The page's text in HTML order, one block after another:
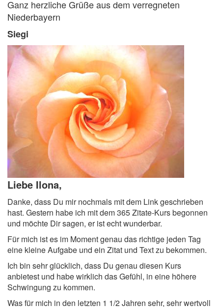
Ganz herzliche Grüße aus dem verregneten
Niederbayern
Siegi
Liebe Ilona,
Danke, dass Du mir nochmals mit dem Link geschrieben
hast. Gestern habe ich mit dem 365 Zitate-Kurs begonnen
und möchte Dir sagen, er ist echt wunderbar.
Für mich ist es im Moment genau das richtige jeden Tag
eine kleine Aufgabe und ein Zitat und Text zu bekommen.
Ich bin sehr glücklich, dass Du genau diesen Kurs
anbietest und habe wirklich das Gefühl, in eine höhere
Schwingung zu kommen.
Was für mich in den letzten 1 1/2 Jahren sehr, sehr wertvoll